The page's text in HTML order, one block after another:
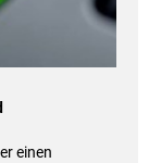
einen